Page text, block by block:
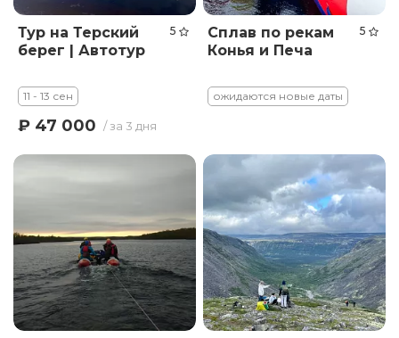
5
Тур на Терский
берег | Автотур
11 - 13 сен
₽ 47 000 / за 3 дня
5
Сплав по рекам
Конья и Печа
ожидаются новые даты